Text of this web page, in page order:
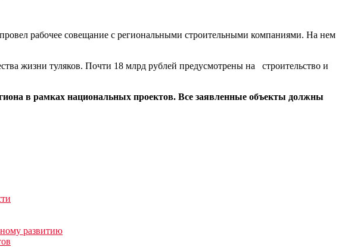
рабочее совещание с региональными строительными компаниями. На нем
жизни туляков. Почти 18 млрд рублей предусмотрены на строительство и
в рамках национальных проектов. Все заявленные объекты должны
развитию